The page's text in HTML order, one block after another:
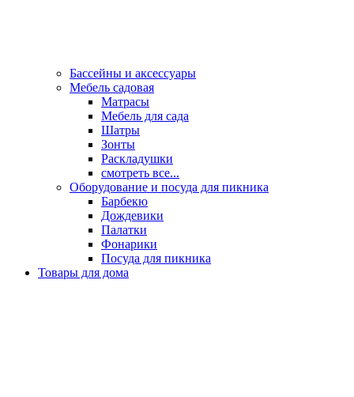
Бассейны и аксессуары
Мебель садовая
Матрасы
Мебель для сада
Шатры
Зонты
Раскладушки
смотреть все...
Оборудование и посуда для пикника
Барбекю
Дождевики
Палатки
Фонарики
Посуда для пикника
Товары для дома